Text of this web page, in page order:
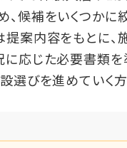
候補をいくつかに
案内容をもとに、
応じた必要書類を
選びを進めていく